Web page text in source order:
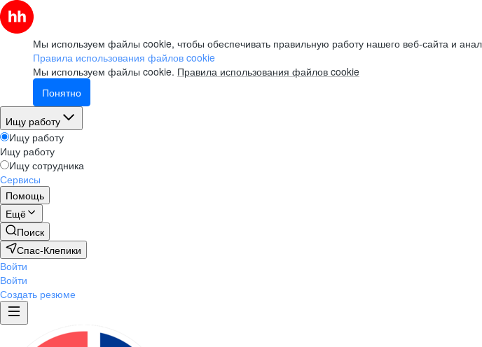
Мы используем файлы cookie, чтобы обеспечивать правильную работу нашего веб-сайта и
Правила использования файлов cookie
Мы используем файлы cookie. Правила использования файлов cookie
Понятно
Ищу работу
Ищу работу
Ищу работу
Ищу сотрудника
Сервисы
Помощь
Ещё
Поиск
Спас-Клепики
Войти
Войти
Создать резюме